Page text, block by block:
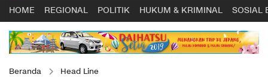
HOME REGIONAL POLITIK HUKUM & KRIMINAL SOSIAL
Beranda Head Line